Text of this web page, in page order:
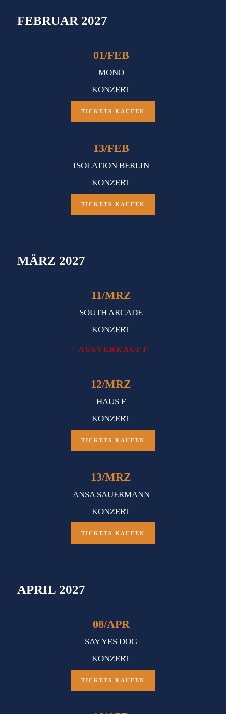
FEBRUAR 2027
01/FEB
MONO
KONZERT
TICKETS KAUFEN
13/FEB
ISOLATION BERLIN
KONZERT
TICKETS KAUFEN
MÄRZ 2027
11/MRZ
SOUTH ARCADE
KONZERT
AUSVERKAUFT
12/MRZ
HAUS F
KONZERT
TICKETS KAUFEN
13/MRZ
ANSA SAUERMANN
KONZERT
TICKETS KAUFEN
APRIL 2027
08/APR
SAY YES DOG
KONZERT
TICKETS KAUFEN